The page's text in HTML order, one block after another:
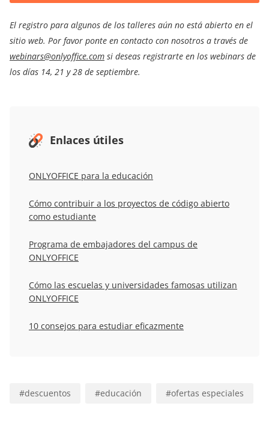
El registro para algunos de los talleres aún no está abierto en el
sitio web. Por favor ponte en contacto con nosotros a través de
webinars@onlyoffice.com si deseas registrarte en los webinars de
los días 14, 21 y 28 de septiembre.
Enlaces útiles
ONLYOFFICE para la educación
Cómo contribuir a los proyectos de código abierto
como estudiante
Programa de embajadores del campus de
ONLYOFFICE
Cómo las escuelas y universidades famosas utilizan
ONLYOFFICE
10 consejos para estudiar eficazmente
#descuentos #educación #ofertas especiales